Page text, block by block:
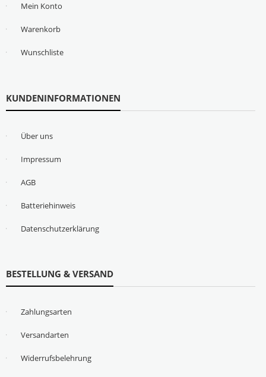
Mein Konto
Warenkorb
Wunschliste
KUNDENINFORMATIONEN
Über uns
Impressum
AGB
Batteriehinweis
Datenschutzerklärung
BESTELLUNG & VERSAND
Zahlungsarten
Versandarten
Widerrufsbelehrung